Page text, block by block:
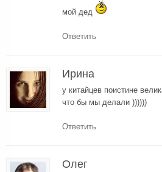
мой дед
Ответить
Ирина
у китайцев поистине
что бы мы делали ))))))
Ответить
Олег